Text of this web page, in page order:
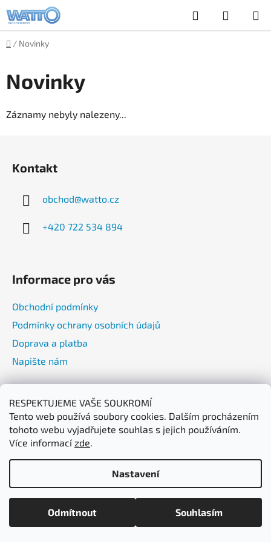
RESPEKTUJEME VAŠE SOUKROMÍ
Tento web používá soubory cookies. Dalším procházením
tohoto webu vyjadřujete souhlas s jejich používáním.
Více informacízde.
Nastavení
Odmítnout Souhlasím
na
obsah
Máme letní dovolenou od 5. 8.–7. 8.2026 | Vaše objednávky
začneme odesílat od 10. 8. ☀️ Děkujeme za pochopení a přejeme
Hledat
KOŠÍK
Domů
/ Novinky
Novinky
Záznamy nebyly nalezeny...
Kontakt
obchod@watto.cz
+420 722 534 894
Informace pro vás
Obchodní podmínky
Podmínky ochrany osobních údajů
Doprava a platba
Napište nám
Přijímáme online platby
Vytvořil Shoptet
Copyright 2026Watto CZ Pro Vakuum. Všechna práva